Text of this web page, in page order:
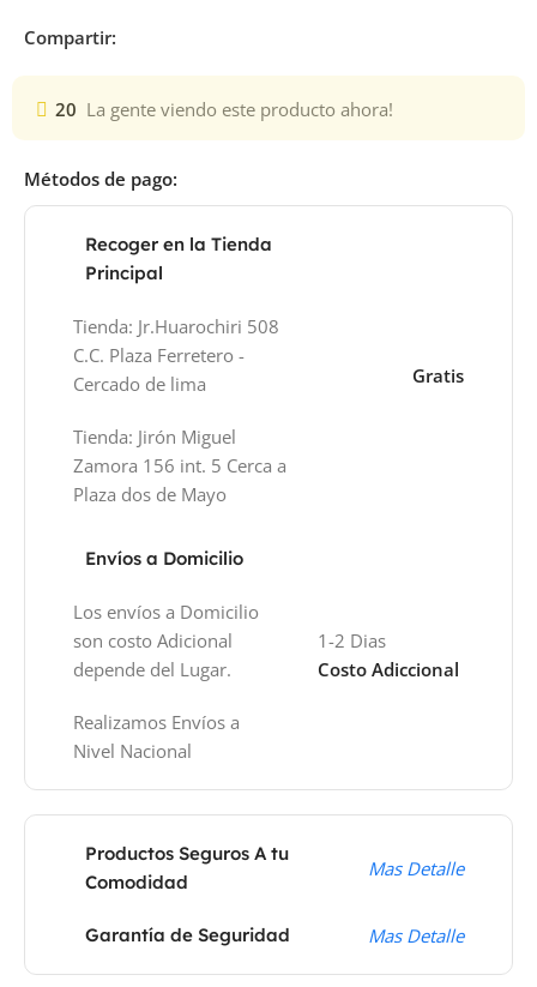
Compartir:
20 La gente viendo este producto ahora!
Métodos de pago:
Recoger en la Tienda
Principal
Tienda: Jr.Huarochiri 508
C.C. Plaza Ferretero -
Cercado de lima
Tienda: Jirón Miguel
Zamora 156 int. 5 Cerca a
Plaza dos de Mayo
Gratis
Envíos a Domicilio
Los envíos a Domicilio
son costo Adicional
depende del Lugar.
Realizamos Envíos a
Nivel Nacional
1-2 Dias
Costo Adiccional
Productos Seguros A tu
Comodidad
Mas Detalle
Garantía de Seguridad Mas Detalle